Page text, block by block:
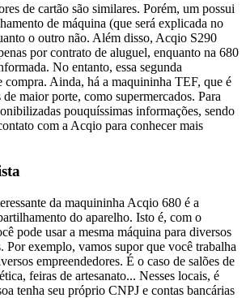
de cartão são similares. Porém, um possui
de máquina (que será explicada no
o outro não. Além disso, Acqio S290
por contrato de aluguel, enquanto na 680
No entanto, essa segunda
compra. Ainda, há a maquininha TEF, que é
maior porte, como supermercados. Para
pouquíssimas informações, sendo
com a Acqio para conhecer mais
da maquininha Acqio 680 é a
do aparelho. Isto é, com o
pode usar a mesma máquina para diversos
Por exemplo, vamos supor que você trabalha
empreendedores. É o caso de salões de
feiras de artesanato... Nesses locais, é
tenha seu próprio CNPJ e contas bancárias